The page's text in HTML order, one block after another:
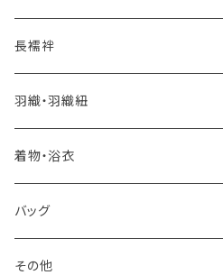
自宅で洗える！本麻長襦袢
憧れの高級カジュアル帯
河合美術織物 訪問着に合わせる袋帯
訪問着に合わせるフォーマル帯
３万円台♪高見え袋帯・名古屋帯
- 琉球帯
- 染め帯
- 袋帯・洒落袋帯
- 名古屋帯
八寸名古屋帯 (松葉仕立て)
- オールシーズン帯
- 田中節子
- 京都 三浦清商店
- 大津工房 荒尾ちどり
-おびやオリジナル
長襦袢
羽織・羽織紐
-おびやオリジナル
着物・浴衣
バッグ
-おびやオリジナル
その他